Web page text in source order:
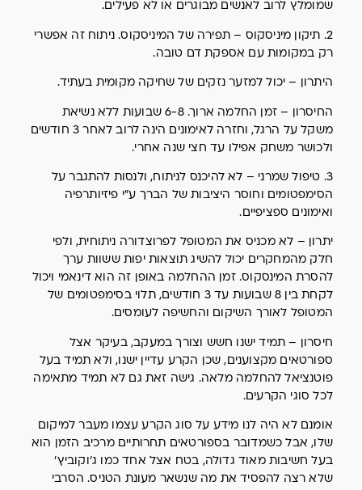
שמומלץ לרוב לאנשים מבוגרים או לא פעילים.
2. תיקון מיניסקוס – תפירה של המיניסקוס. ניתוח זה אפשרי
רק במקומות עם אספקת דם טובה.
היתרון – יכול למזער נזקים של שחיקה מקומית בעתיד.
החיסרון – זמן החלמה ארוך. 6-8 שבועות ללא נשיאת
משקל על הרגל, וחזרה לאימונים הינה לרוב לאחר 3 חודשים
ולכושר משחק אפילו עד חצי שנה אחרי.
3. טיפול שמרני – לא להיכנס לניתוח, ולנסות להתגבר על
הסימפטומים וחוסר היציבות של הברך ע"י פיזיותרפיה
ואימונים ספציפיים.
יתרון – לא מכניס את המטופל לפרוצדורה ניתוחית, ולפי
חלק מהמחקרים יכול להשיג תוצאות יפות ששוות ערך
להסרת המינסקוס. זמן ההחלמה באופן זה הוא דינאמי ויכול
לקחת בין 8 שבועות עד 3 חודשים, תלוי בסימפטומים של
המטופל לאורך השיקום והחשיפה לעומסים.
חיסרון – תמיד ישנו חשש וצורך במעקב, בעיקר אצל
ספורטאים מקצוענים, שכן הקרע עדיין ישנו, ולא תמיד בעל
פוטנציאל להחלמה מלאה. גישה זאת גם לא תמיד מתאימה
לכל סוגי הקרעים.
אומנם לא היה לנו מידע על סוג הקרע עצמו מעבר למיקום
שלו, אבל כשמדובר בספורטאים תחרותיים מרכיב הזמן הוא
בעל חשיבות מאוד גדולה, בטח אצל אחד כמו ג'וקוביץ'
שלא רצה להפסיד את מה שנשאר מעונת הטניס. הסרבי